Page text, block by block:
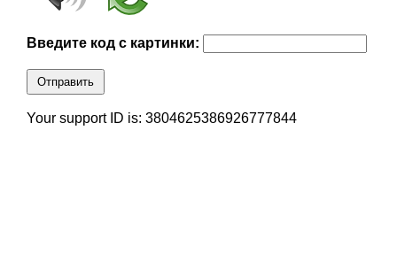
Введите код с картинки:
Отправить
Your support ID is: 3804625386926777844